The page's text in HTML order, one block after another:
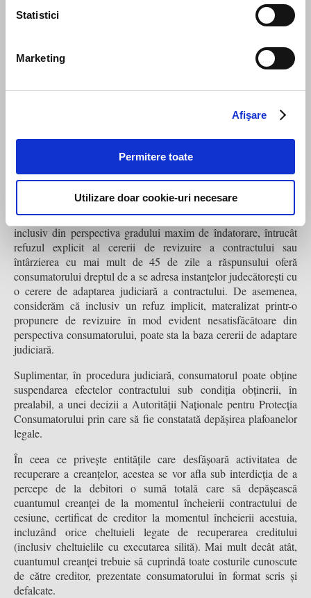
Statistici
Marketing
Afişare
Permitere toate
Utilizare doar cookie-uri necesare
RON şi 25.000 RON, costul total al creditării nu poate
depăşi 0,6% pe zi,
iar în toate cele trei cazuri, valoarea totală plătibilă de către
consumator nu poate depăşi dublul valorii totale a creditului.
În consecință, consumatorii vor trebui să acorde atenție sporită
primele sau celelalte accesorii ale creditului care ar putea, în
aspect.
Creditorii cărora le este solicitată adaptarea amiabilă a
contractului vor fi obligați să transmită o propunere de
în termen de maximum 30 de zile de la primirea
solicitării, ținând cont de situația financiară a consumatorului,
inclusiv din perspectiva gradului maxim de îndatorare, întrucât
refuzul explicit al cererii de revizuire a contractului sau
întârzierea cu mai mult de 45 de zile a răspunsului oferă
consumatorului dreptul de a se adresa instanțelor judecătorești cu
o cerere de adaptarea judiciară a contractului. De asemenea,
considerăm că inclusiv un refuz implicit, materalizat printr-o
propunere de revizuire în mod evident nesatisfăcătoare din
perspectiva consumatorului, poate sta la baza cererii de adaptare
judiciară.
Suplimentar, în procedura judiciară, consumatorul poate obține
suspendarea efectelor contractului sub condiția obținerii, în
prealabil, a unei decizii a Autorității Naționale pentru Protecția
Consumatorului prin care să fie constatată depășirea plafoanelor
legale.
În ceea ce privește entitățile care desfășoară activitatea de
recuperare a creanțelor, acestea se vor afla sub interdicția de a
percepe de la debitori o sumă totală care să depășească
cuantumul creanței de la momentul încheierii contractului de
cesiune, certificat de creditor la momentul încheierii acestuia,
incluzând orice cheltuieli legate de recuperarea creditului
(inclusiv cheltuielile cu executarea silită). Mai mult decât atât,
cuantumul creanței trebuie să cuprindă toate costurile cunoscute
de către creditor, prezentate consumatorului în format scris și
defalcate.